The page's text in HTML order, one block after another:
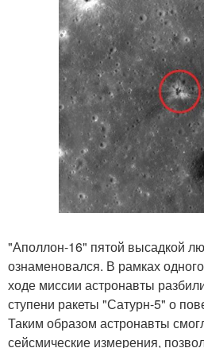
"Аполлон-16" пятой высадкой
ознаменовался. В рамках
ходе миссии астронавты
ступени ракеты "Сатурн-5" о
Таким образом астронавты
сейсмические измерения,